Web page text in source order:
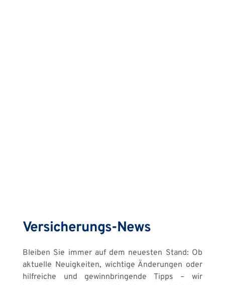
Versicherungs-News
Bleiben Sie immer auf dem neuesten Stand: Ob
aktuelle Neuigkeiten, wichtige Änderungen oder
hilfreiche und gewinnbringende Tipps – wir